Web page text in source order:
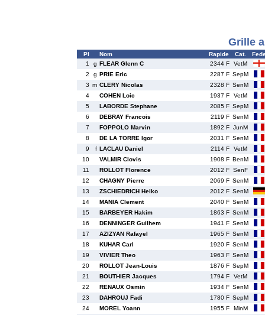
Grille
Pl Nom Rapide Cat.
1
g FLEAR Glenn C 2344 F
VetM
2
g PRIE Eric 2287 F SepM
3 m CLERY Nicolas 2328 F SenM
4
COHEN Loic 1937 F
VetM
5
LABORDE Stephane 2085 F SepM
6
DEBRAY Francois 2119 F SenM
7
FOPPOLO Marvin 1892 F JunM
8
DE LA TORRE Igor 2031 F SenM
9
f LACLAU Daniel 2114 F
VetM
10
VALMIR Clovis 1908 F BenM
11
ROLLOT Florence 2012 F SenF
12
CHAGNY Pierre 2069 F SenM
13
ZSCHIEDRICH Heiko 2012 F SenM
14
MANIA Clement 2040 F SenM
15
BARBEYER Hakim 1863 F SenM
16
DENNINGER Guilhem 1941 F SenM
17
AZIZYAN Rafayel 1965 F SenM
18
KUHAR Carl 1920 F SenM
19
VIVIER Theo 1963 F SenM
20
ROLLOT Jean-Louis 1876 F SepM
21
BOUTHIER Jacques 1794 F
VetM
22
RENAUX Osmin 1934 F SenM
23
DAHROUJ Fadi 1780 F SepM
24
MOREL Yoann 1955 F
MinM